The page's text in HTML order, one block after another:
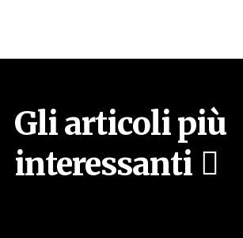
Gli articoli più
interessanti